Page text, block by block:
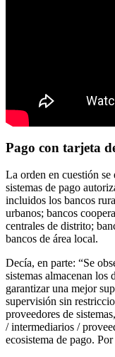
Pago con tarjeta
La orden en cuestión
sistemas de pago
incluidos los bancos
urbanos; bancos
centrales de distrito;
bancos de área local.
Decía, en parte: “Se
sistemas almacenan los
garantizar una mejor
supervisión sin
proveedores de
/ intermediarios /
ecosistema de pago.